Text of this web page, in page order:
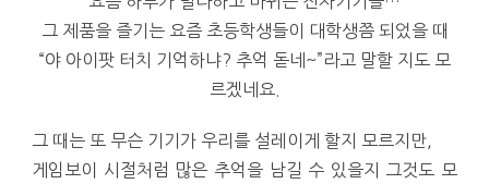
그 제품을 즐기는 요즘 초등학생들이 대학생쯤 되었을 때
“야 아이팟 터치 기억하냐? 추억 돋네~”라고 말할 지도 모
르겠네요.
그 때는 또 무슨 기기가 우리를 설레이게 할지 모르지만,
게임보이 시절처럼 많은 추억을 남길 수 있을지 그것도 모